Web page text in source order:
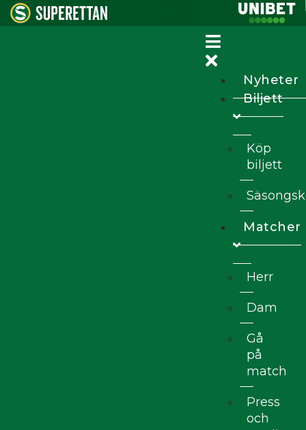
Nyheter
Biljett
Köp
biljett
Matcher
Herr
Dam
Gå
på
match
Press
och